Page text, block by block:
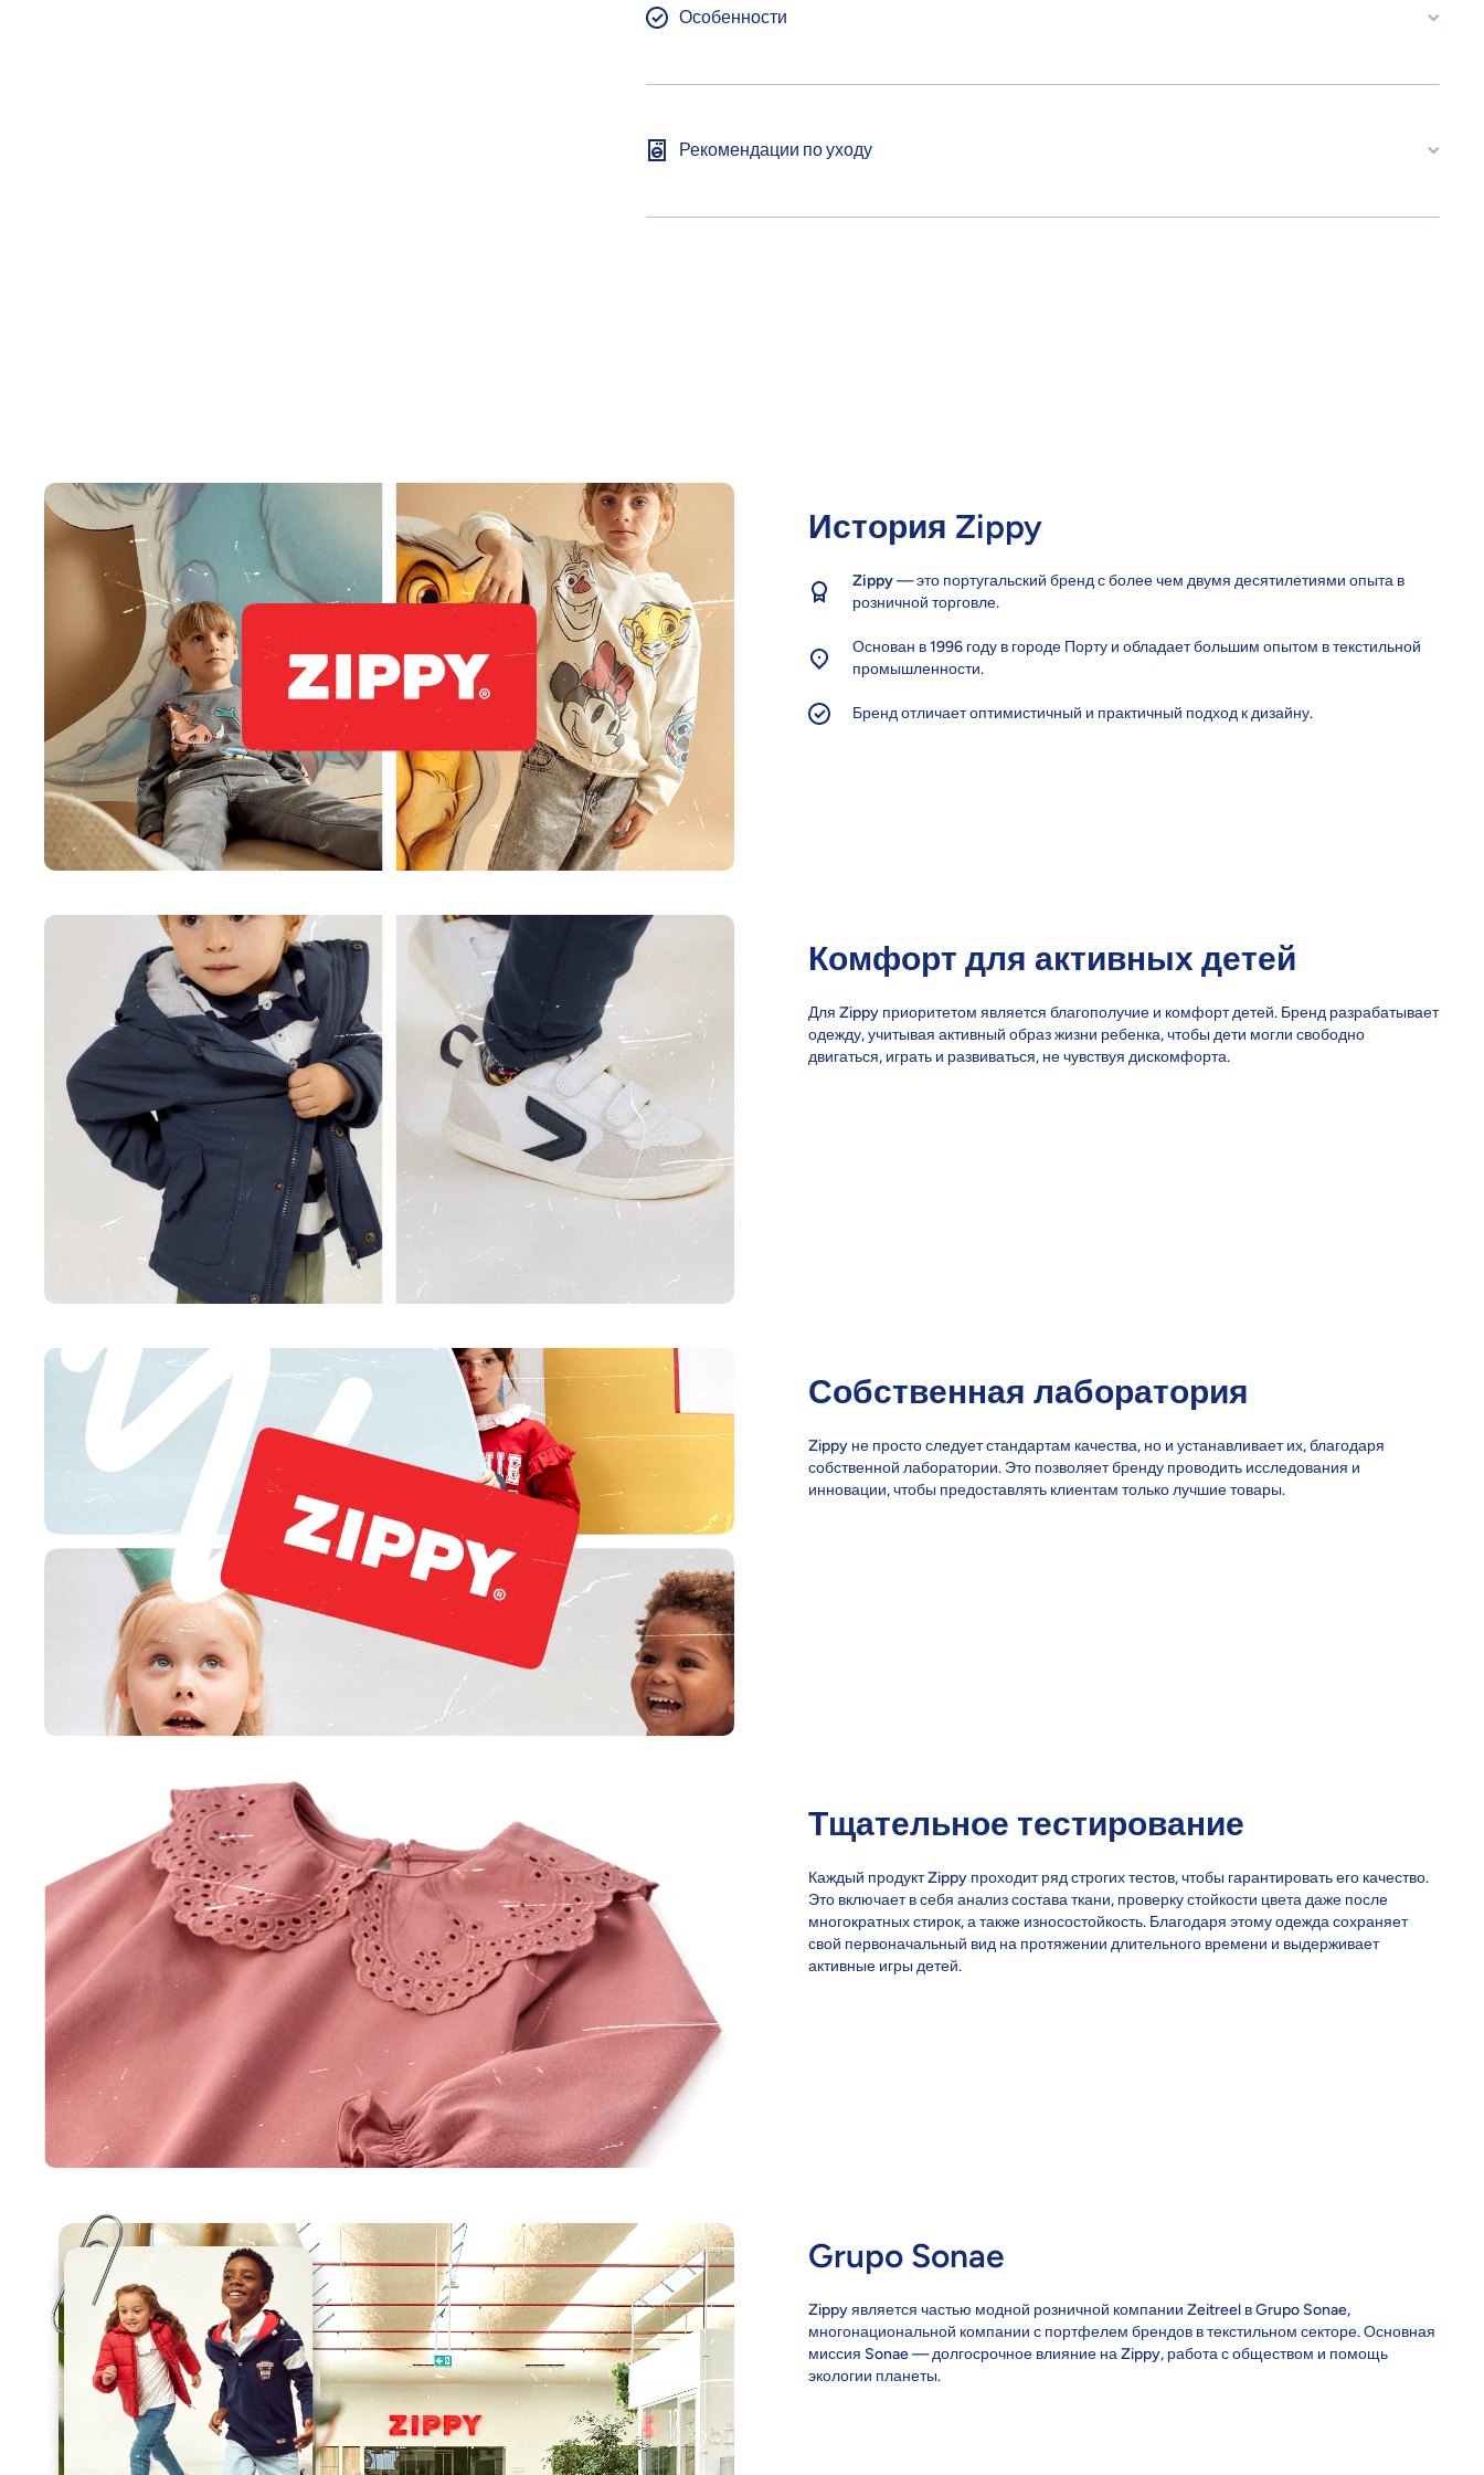
Особенности
Рекомендации по уходу
История Zippy
Zippy— это португальский бренд с более чем двумя десятилетиями опыта в
розничной торговле.
Основан в 1996 году в городе Порту и обладает большим опытом в текстильной
промышленности.
Бренд отличает оптимистичный и практичный подход к дизайну.
Комфорт для активных детей
Для Zippy приоритетом является благополучие и комфорт детей. Бренд разрабатывает
одежду, учитывая активный образ жизни ребенка, чтобы дети могли свободно
двигаться, играть и развиваться, не чувствуя дискомфорта.
Собственная лаборатория
Zippy не просто следует стандартам качества, но и устанавливает их, благодаря
собственной лаборатории. Это позволяет бренду проводить исследования и
инновации, чтобы предоставлять клиентам только лучшие товары.
Тщательное тестирование
Каждый продукт Zippy проходит ряд строгих тестов, чтобы гарантировать его качество.
Это включает в себя анализ состава ткани, проверку стойкости цвета даже после
многократных стирок, а также износостойкость. Благодаря этому одежда сохраняет
свой первоначальный вид на протяжении длительного времени и выдерживает
активные игры детей.
Grupo Sonae
Zippy является частью модной розничной компании Zeitreel в Grupo Sonae,
многонациональной компании с портфелем брендов в текстильном секторе. Основная
миссия Sonae — долгосрочное влияние на Zippy, работа с обществом и помощь
экологии планеты.